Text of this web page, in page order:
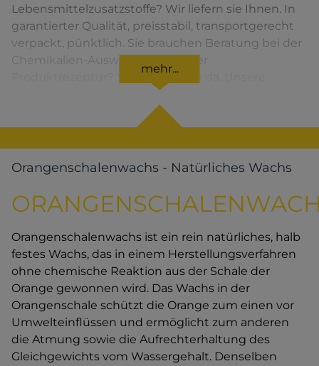
Lebensmittelzusatzstoffe? Wir liefern sie Ihnen. In
garantierter Qualität, preisstabil, transportgerecht
verpackt, pünktlich. Sie brauchen Beratung bei der
Chemikalien-Auswahl oder bei der
Lösungen für den jeweiligen Produktbereich
finden Sie, wenn Sie das entsprechende Symbol
anklicken.
mehr...
Orangenschalenwachs - Natürliches Wachs
Orangenschalenwachs ist ein rein natürliches, halb
festes Wachs, das in einem Herstellungsverfahren
ohne chemische Reaktion aus der Schale der
Orange gewonnen wird. Das Wachs in der
Orangenschale schützt die Orange zum einen vor
Umwelteinflüssen und ermöglicht zum anderen
die Atmung sowie die Aufrechterhaltung des
Gleichgewichts vom Wassergehalt. Denselben